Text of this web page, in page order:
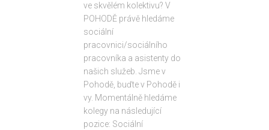
ve skvělém kolektivu? V
POHODĚ právě hledáme
sociální
pracovnici/sociálního
pracovníka a asistenty do
našich služeb. Jsme v
Pohodě, buďte v Pohodě i
vy. Momentálně hledáme
kolegy na následující
pozice: Sociální